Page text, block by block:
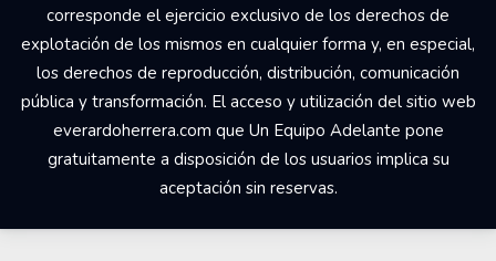
corresponde el ejercicio exclusivo de los derechos de
explotación de los mismos en cualquier forma y, en especial,
los derechos de reproducción, distribución, comunicación
pública y transformación. El acceso y utilización del sitio web
everardoherrera.com que Un Equipo Adelante pone
gratuitamente a disposición de los usuarios implica su
aceptación sin reservas.